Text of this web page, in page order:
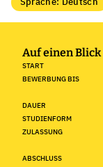
Auf einen Blick
START
BEWERBUNG BIS
DAUER
STUDIENFORM
ZULASSUNG
ABSCHLUSS